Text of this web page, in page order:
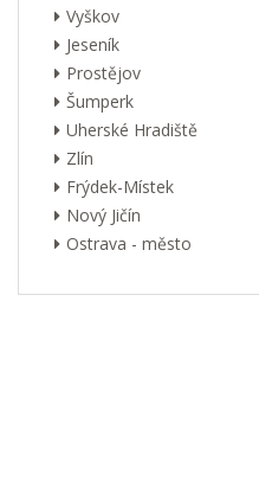
Vyškov
Jeseník
Prostějov
Šumperk
Uherské Hradiště
Zlín
Frýdek-Místek
Nový Jičín
Ostrava - město